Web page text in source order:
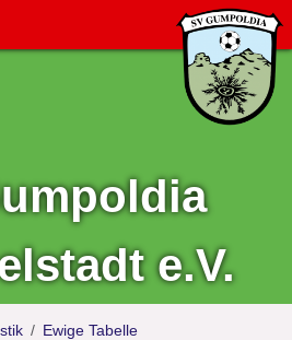
e.V.
Ewige Tabelle